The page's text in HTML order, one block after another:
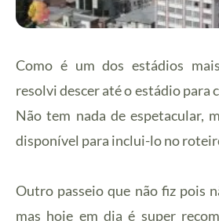
Como é um dos estádios
resolvi descer até o estádio para
Não tem nada de espetacular,
disponível para inclui-lo no
Outro passeio que não fiz pois
mas hoje em dia é super